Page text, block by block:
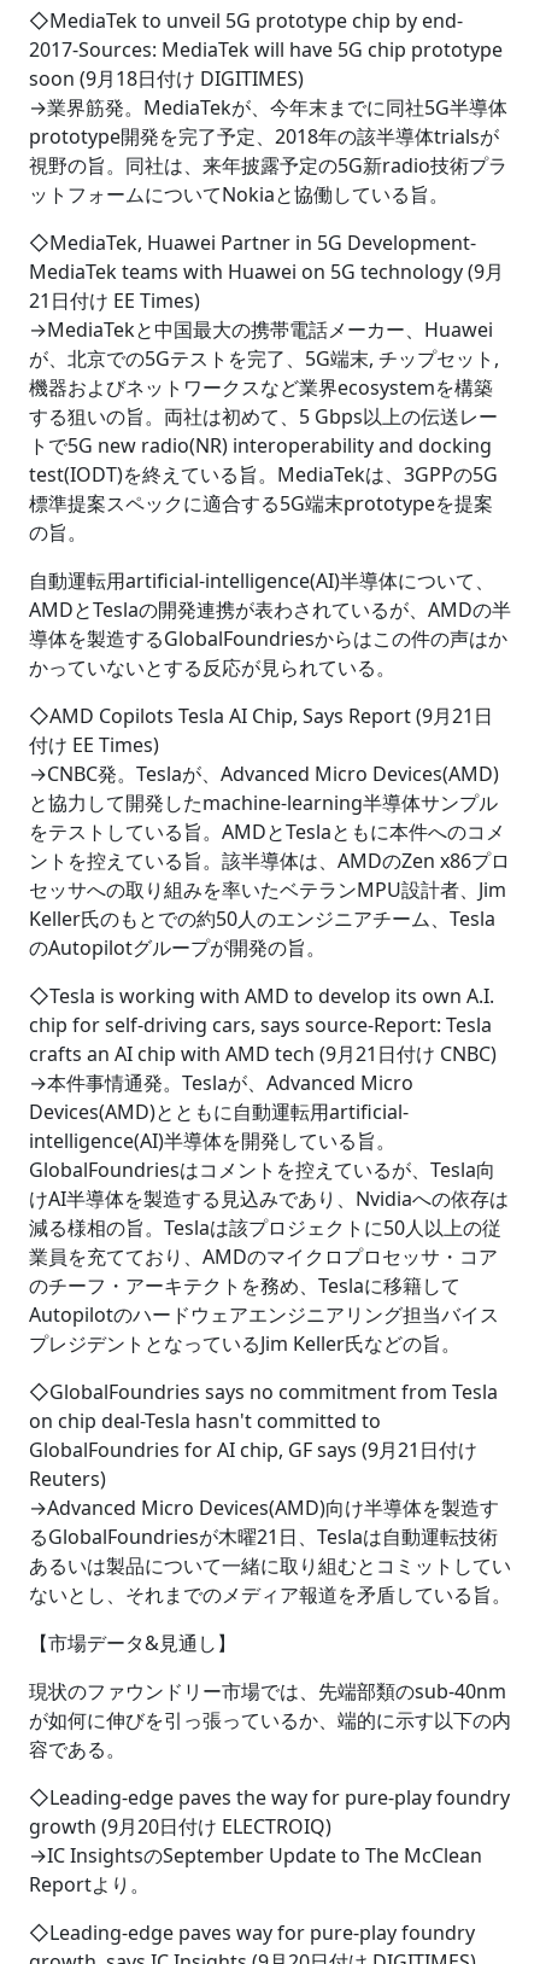
◇MediaTek to unveil 5G prototype chip by end-
2017-Sources: MediaTek will have 5G chip prototype
soon (9月18日付け DIGITIMES)
→業界筋発。MediaTekが、今年末までに同社5G半導体
prototype開発を完了予定、2018年の該半導体trialsが
視野の旨。同社は、来年披露予定の5G新radio技術プラ
ットフォームについてNokiaと協働している旨。
◇MediaTek, Huawei Partner in 5G Development-
MediaTek teams with Huawei on 5G technology (9月
21日付け EE Times)
→MediaTekと中国最大の携帯電話メーカー、Huawei
が、北京での5Gテストを完了、5G端末, チップセット,
機器およびネットワークスなど業界ecosystemを構築
する狙いの旨。両社は初めて、5 Gbps以上の伝送レー
トで5G new radio(NR) interoperability and docking
test(IODT)を終えている旨。MediaTekは、3GPPの5G
標準提案スペックに適合する5G端末prototypeを提案
の旨。
自動運転用artificial-intelligence(AI)半導体について、
AMDとTeslaの開発連携が表わされているが、AMDの半
導体を製造するGlobalFoundriesからはこの件の声はか
かっていないとする反応が見られている。
◇AMD Copilots Tesla AI Chip, Says Report (9月21日
付け EE Times)
→CNBC発。Teslaが、Advanced Micro Devices(AMD)
と協力して開発したmachine-learning半導体サンプル
をテストしている旨。AMDとTeslaともに本件へのコメ
ントを控えている旨。該半導体は、AMDのZen x86プロ
セッサへの取り組みを率いたベテランMPU設計者、Jim
Keller氏のもとでの約50人のエンジニアチーム、Tesla
のAutopilotグループが開発の旨。
◇Tesla is working with AMD to develop its own A.I.
chip for self-driving cars, says source-Report: Tesla
crafts an AI chip with AMD tech (9月21日付け CNBC)
→本件事情通発。Teslaが、Advanced Micro
Devices(AMD)とともに自動運転用artificial-
intelligence(AI)半導体を開発している旨。
GlobalFoundriesはコメントを控えているが、Tesla向
けAI半導体を製造する見込みであり、Nvidiaへの依存は
減る様相の旨。Teslaは該プロジェクトに50人以上の従
業員を充てており、AMDのマイクロプロセッサ・コア
のチーフ・アーキテクトを務め、Teslaに移籍して
Autopilotのハードウェアエンジニアリング担当バイス
プレジデントとなっているJim Keller氏などの旨。
◇GlobalFoundries says no commitment from Tesla
on chip deal-Tesla hasn't committed to
GlobalFoundries for AI chip, GF says (9月21日付け
Reuters)
→Advanced Micro Devices(AMD)向け半導体を製造す
るGlobalFoundriesが木曜21日、Teslaは自動運転技術
あるいは製品について一緒に取り組むとコミットしてい
ないとし、それまでのメディア報道を矛盾している旨。
【市場データ&見通し】
現状のファウンドリー市場では、先端部類のsub-40nm
が如何に伸びを引っ張っているか、端的に示す以下の内
容である。
◇Leading-edge paves the way for pure-play foundry
growth (9月20日付け ELECTROIQ)
→IC InsightsのSeptember Update to The McClean
Reportより。
◇Leading-edge paves way for pure-play foundry